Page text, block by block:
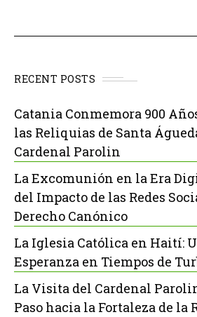
RECENT POSTS
Catania Conmemora 900
las Reliquias de Santa
Cardenal Parolin
La Excomunión en la Era
del Impacto de las Redes
Derecho Canónico
La Iglesia Católica en Haití:
Esperanza en Tiempos de
La Visita del Cardenal
Paso hacia la Fortaleza de la